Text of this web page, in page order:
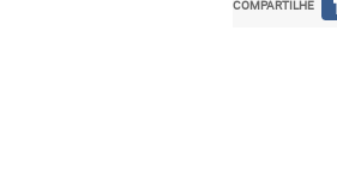
COMPARTILHE